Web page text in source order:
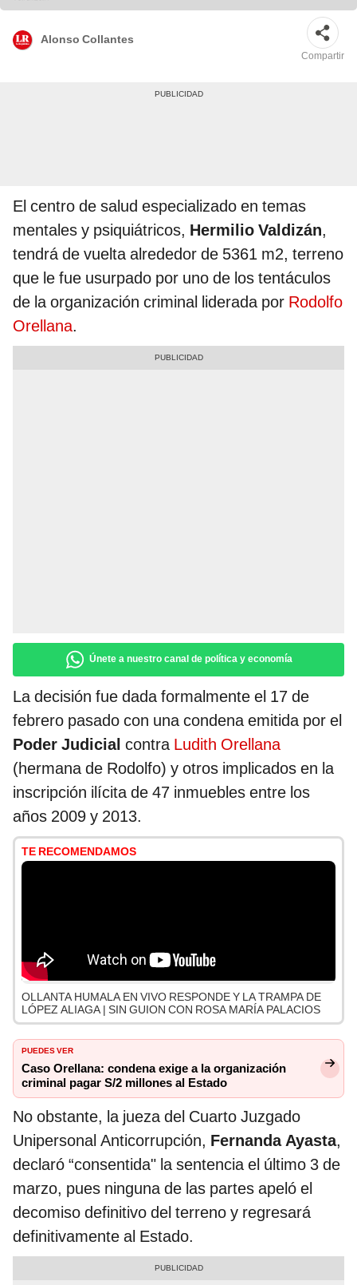
Alonso Collantes
Compartir
El centro de salud especializado en temas
mentales y psiquiátricos, Hermilio Valdizán,
tendrá de vuelta alrededor de 5361 m2, terreno
que le fue usurpado por uno de los tentáculos
de la organización criminal liderada por Rodolfo
Orellana.
Únete a nuestro canal de política y economía
La decisión fue dada formalmente el 17 de
febrero pasado con una condena emitida por el
Poder Judicial contra Ludith Orellana
(hermana de Rodolfo) y otros implicados en la
inscripción ilícita de 47 inmuebles entre los
años 2009 y 2013.
TE RECOMENDAMOS
OLLANTA HUMALA EN VIVO RESPONDE Y LA TRAMPA DE
LÓPEZ ALIAGA | SIN GUION CON ROSA MARÍA PALACIOS
PUEDES VER
Caso Orellana: condena exige a la organización
criminal pagar S/2 millones al Estado
No obstante, la jueza del Cuarto Juzgado
Unipersonal Anticorrupción, Fernanda Ayasta,
declaró “consentida" la sentencia el último 3 de
marzo, pues ninguna de las partes apeló el
decomiso definitivo del terreno y regresará
definitivamente al Estado.